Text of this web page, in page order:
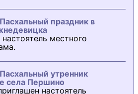
праздник в
местного
утренник
села Першино
настоятель